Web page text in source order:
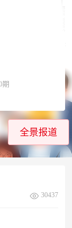
期
全景报道
30437